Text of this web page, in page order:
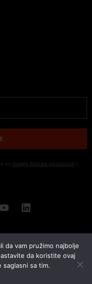
se Google Politika privatnosti i
| DEVELOPED BY
da vam pružimo najbolje
da koristite ovaj
sa tim.